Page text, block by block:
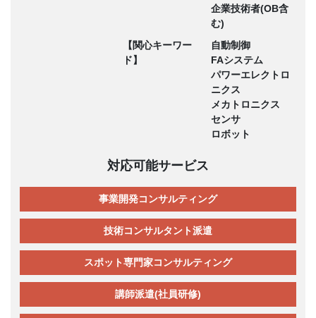
企業技術者(OB含
む)
【関心キーワー
ド】
自動制御
FAシステム
パワーエレクトロ
ニクス
メカトロニクス
センサ
ロボット
対応可能サービス
事業開発コンサルティング
技術コンサルタント派遣
スポット専門家コンサルティング
講師派遣(社員研修)